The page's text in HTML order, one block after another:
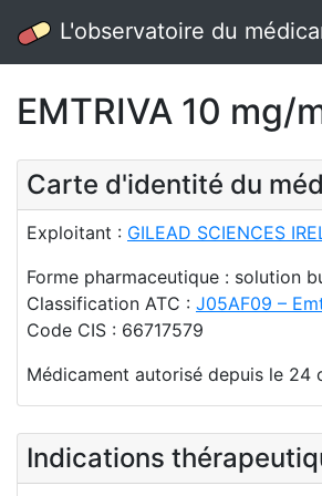
L'observatoire du
EMTRIVA 10 mg/
Carte d'identité du
Exploitant : GILEAD SCIENCES
Forme pharmaceutique : solution
Classification ATC : J05AF09 –
Code CIS : 66717579
Médicament autorisé depuis le 24
Indications